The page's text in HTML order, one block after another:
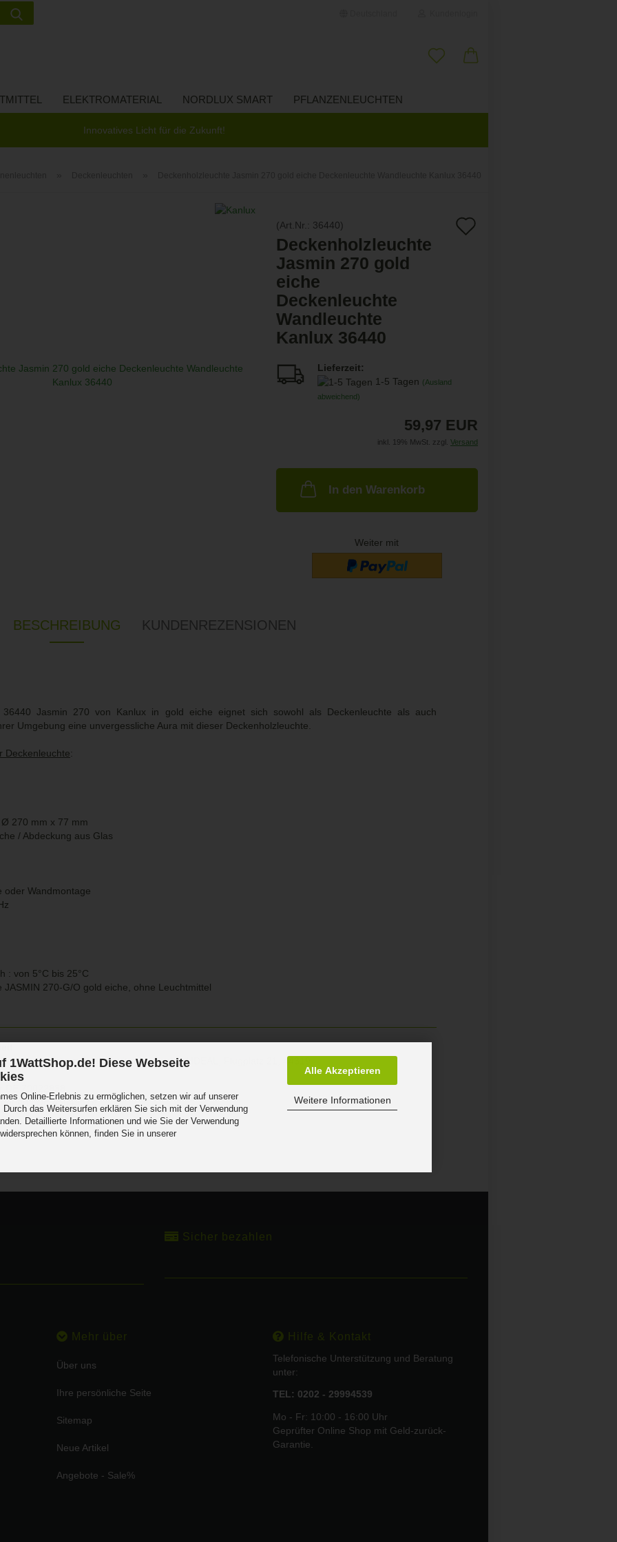
1WattShop.de! Diese Webseite
Online-Erlebnis zu ermöglichen, setzen wir auf unserer
das Weitersurfen erklären Sie sich mit der Verwendung
Detaillierte Informationen und wie Sie der Verwendung
können, finden Sie in unserer
Alle Akzeptieren
Weitere Informationen
Passwort vergessen?
Innovatives Licht für die Zukunft!
ELEKTROMATERIAL NORDLUX SMART PFLANZENLEUCHTEN
(Art.Nr.: 36440)
Deckenholzleuchte
Jasmin 270 gold
eiche
Deckenleuchte
Wandleuchte
Kanlux 36440
Lieferzeit:
1-5 Tagen (Ausland
abweichend)
59,97 EUR
inkl. 19% MwSt. zzgl. Versand
In den Warenkorb
Weiter mit
BESCHREIBUNG KUNDENREZENSIONEN
36440 Jasmin 270 von Kanlux in gold eiche eignet sich sowohl als Deckenleuchte als auch
Umgebung eine unvergessliche Aura mit dieser Deckenholzleuchte.
Deckenleuchte:
270 mm x 77 mm
/ Abdeckung aus Glas
oder Wandmontage
: von 5°C bis 25°C
270-G/O gold eiche, ohne Leuchtmittel
Kanlux GmbH / IDEAL, Flugplatz 21, 44319
DE
: DE 45049619
Sicher bezahlen
Mehr über
Über uns
Ihre persönliche Seite
Sitemap
Neue Artikel
Angebote - Sale%
Hilfe & Kontakt
Telefonische Unterstützung und Beratung
unter:
TEL: 0202 - 29994539
Mo - Fr: 10:00 - 16:00 Uhr
Geprüfter Online Shop mit Geld-zurück-
Garantie.